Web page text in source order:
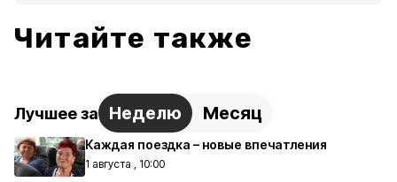
Читайте также
Лучшее за Неделю Месяц
Каждая поездка – новые впечатления
1 августа , 10:00